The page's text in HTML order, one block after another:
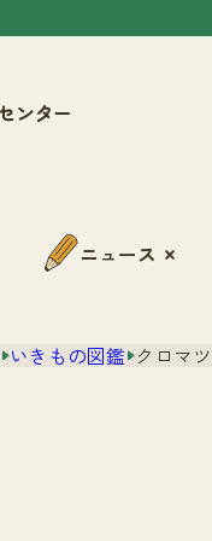
ニュース
いきもの図鑑 クロマツ